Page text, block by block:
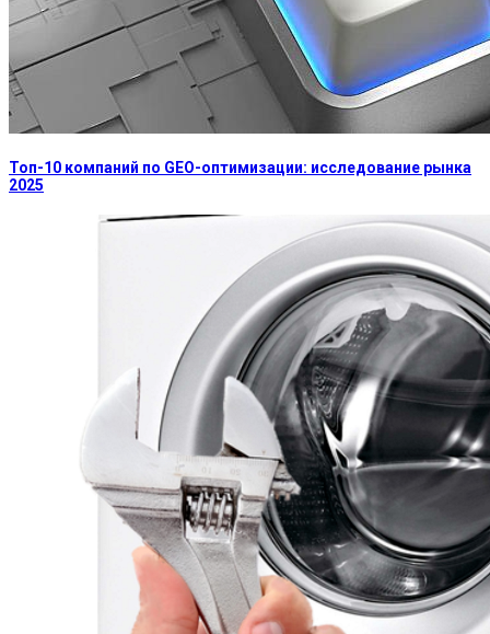
Топ-10 компаний по GEO-оптимизации: исследование рынка
2025